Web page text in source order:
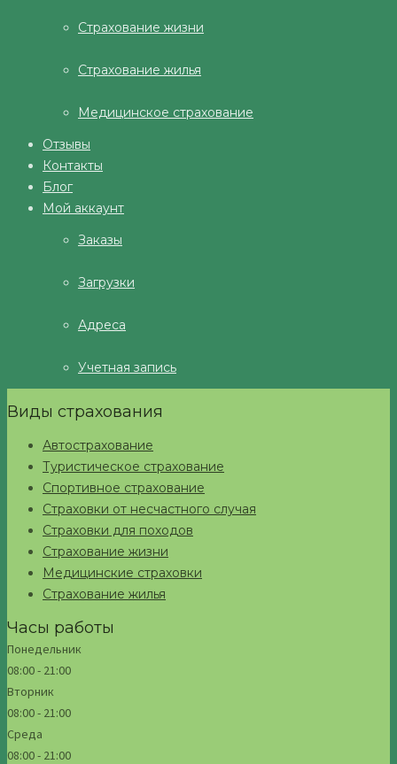
Страхование жизни
Страхование жилья
Медицинское страхование
Отзывы
Контакты
Блог
Мой аккаунт
Заказы
Загрузки
Адреса
Учетная запись
Виды страхования
Автострахование
Туристическое страхование
Спортивное страхование
Страховки от несчастного случая
Страховки для походов
Страхование жизни
Медицинские страховки
Страхование жилья
Часы работы
Понедельник
08:00 - 21:00
Вторник
08:00 - 21:00
Среда
08:00 - 21:00